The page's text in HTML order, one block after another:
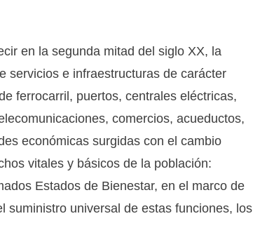
en la segunda mitad del siglo XX, la
servicios e infraestructuras de carácter
ferrocarril, puertos, centrales eléctricas,
comercios, acueductos,
económicas surgidas con el cambio
vitales y básicos de la población:
Estados de Bienestar, en el marco de
suministro universal de estas funciones, los